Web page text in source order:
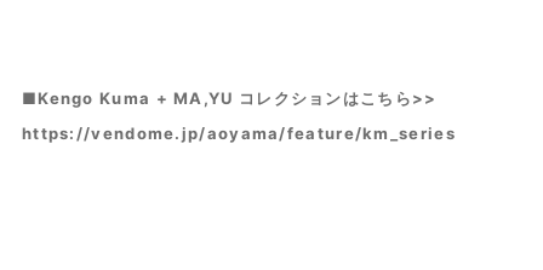
■Kengo Kuma + MA,YU コレクションはこちら>>
https://vendome.jp/aoyama/feature/km_series